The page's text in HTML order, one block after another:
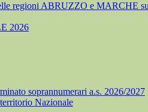
regioni ABRUZZO e MARCHE
2026
soprannumerari a.s. 2026/2027
Nazionale